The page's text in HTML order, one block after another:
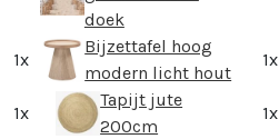
doek
1x
Bijzettafel hoog
modern licht hout
1x
1x
Tapijt jute
200cm
1x